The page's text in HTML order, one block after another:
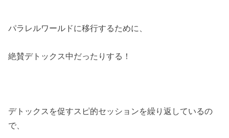
パラレルワールドに移行するために、
絶賛デトックス中だったりする！
デトックスを促すスピ的セッションを繰り返しているの
で、